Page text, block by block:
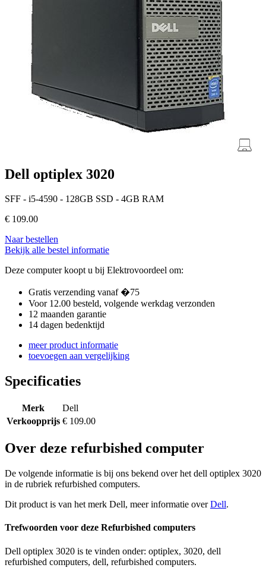
Dell optiplex 3020
SFF - i5-4590 - 128GB SSD - 4GB RAM
€ 109.00
Naar bestellen
Bekijk alle bestel informatie
Deze computer koopt u bij Elektrovoordeel om:
Gratis verzending vanaf �75
Voor 12.00 besteld, volgende werkdag verzonden
12 maanden garantie
14 dagen bedenktijd
meer product informatie
toevoegen aan vergelijking
Specificaties
Merk
Dell
Verkoopprijs € 109.00
Over deze refurbished computer
De volgende informatie is bij ons bekend over het dell optiplex 3020
in de rubriek refurbished computers.
Dit product is van het merk Dell, meer informatie overDell.
Trefwoorden voor deze Refurbished computers
Dell optiplex 3020 is te vinden onder: optiplex, 3020, dell
refurbished computers, dell, refurbished computers.